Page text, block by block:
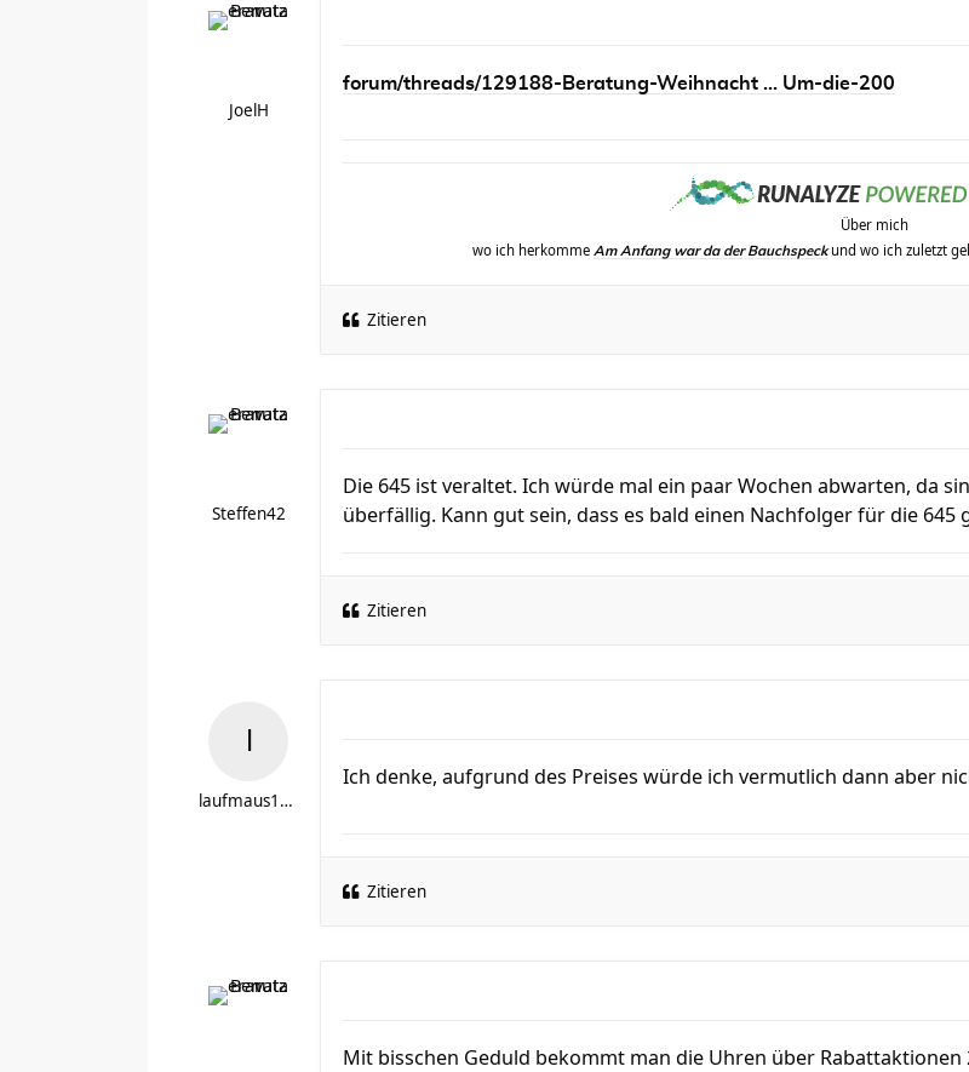
JoelH
forum/threads/129188-Beratung-Weihnacht ... Um-die-200
Über mich
wo ich herkomme Am Anfang war da der Bauchspeckund wo ich zuletzt
Zitieren
Steffen42
Die 645 ist veraltet. Ich würde mal ein paar Wochen abwarten, da
überfällig. Kann gut sein, dass es bald einen Nachfolger für die 645
Zitieren
laufmaus1608
Ich denke, aufgrund des Preises würde ich vermutlich dann aber
Zitieren
Mit bisschen Geduld bekommt man die Uhren über